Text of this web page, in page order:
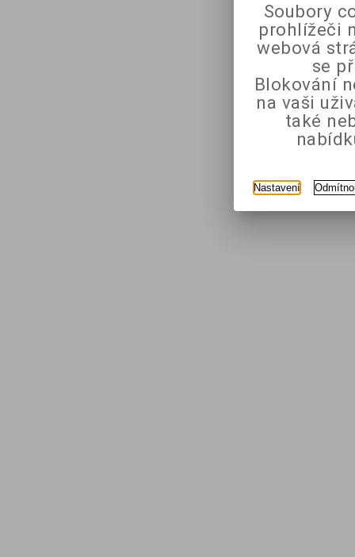
Soubory
prohlížeči
webová
se
Blokování
na vaši
také
Nastavení